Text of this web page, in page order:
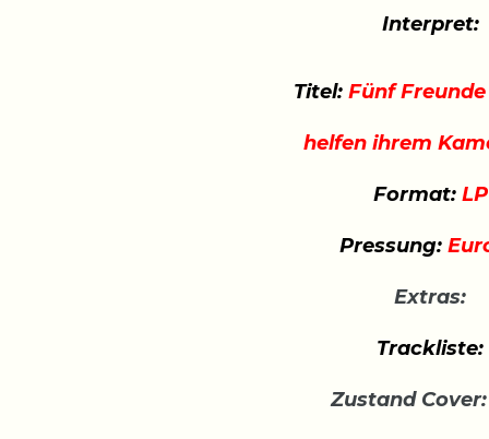
Interpret:
Titel: Fünf
helfen ihrem
Format:LP
Pressung:
Extras:
Trackliste:
Zustand Cover: